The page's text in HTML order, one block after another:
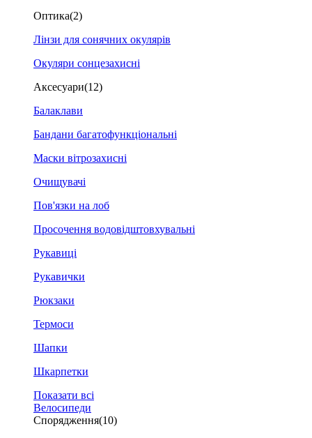
Оптика(2)
Лінзи для сонячних окулярів
Окуляри сонцезахисні
Аксесуари(12)
Балаклави
Бандани багатофункціональні
Маски вітрозахисні
Очищувачі
Пов'язки на лоб
Просочення водовідштовхувальні
Рукавиці
Рукавички
Рюкзаки
Термоси
Шапки
Шкарпетки
Показати всі
Велосипеди
Спорядження(10)